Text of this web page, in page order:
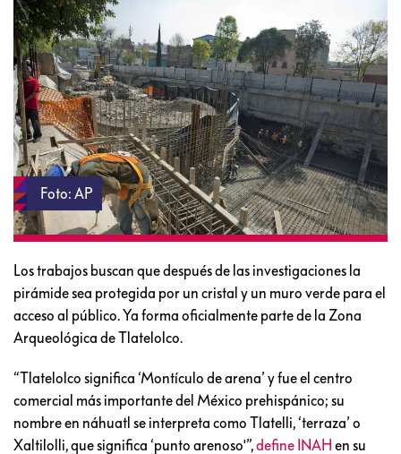
Foto: AP
Los trabajos buscan que después de las investigaciones la
pirámide sea protegida por un cristal y un muro verde para el
acceso al público. Ya forma oficialmente parte de la Zona
Arqueológica de Tlatelolco.
“Tlatelolco significa ‘Montículo de arena’ y fue el centro
comercial más importante del México prehispánico; su
nombre en náhuatl se interpreta como Tlatelli, ‘terraza’ o
Xaltilolli, que significa ‘punto arenoso'”, define INAH en su